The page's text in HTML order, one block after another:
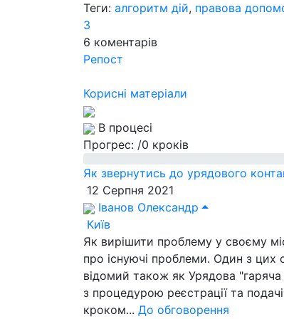
Теги: алгоритм дій, правова
3
6 коментарів
Репост
Корисні матеріали
В процесі
Прогрес: /0 кроків
Як звернутись до урядового
12 Серпня 2021
Іванов Олександр
Київ
Як вирішити проблему у своєму
про існуючі проблеми. Один з цих
відомий також як Урядова
з процедурою реєстрації та
кроком... До обговорення